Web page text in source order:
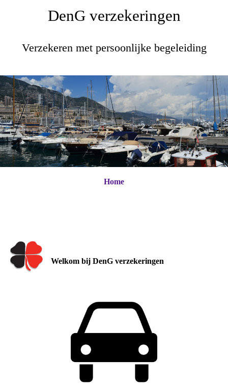
DenG verzekeringen
Verzekeren met persoonlijke begeleiding
Home
Welkom bij DenG verzekeringen